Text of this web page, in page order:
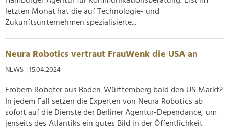
letzten Monat hat die auf Technologie- und
Zukunftsunternehmen spezialisierte...
Neura Robotics vertraut FrauWenk die USA an
NEWS | 15.04.2024
Erobern Roboter aus Baden-Württemberg bald den US-Markt?
In jedem Fall setzen die Experten von Neura Robotics ab
sofort auf die Dienste der Berliner Agentur-Dependance, um
jenseits des Atlantiks ein gutes Bild in der Öffentlichkeit